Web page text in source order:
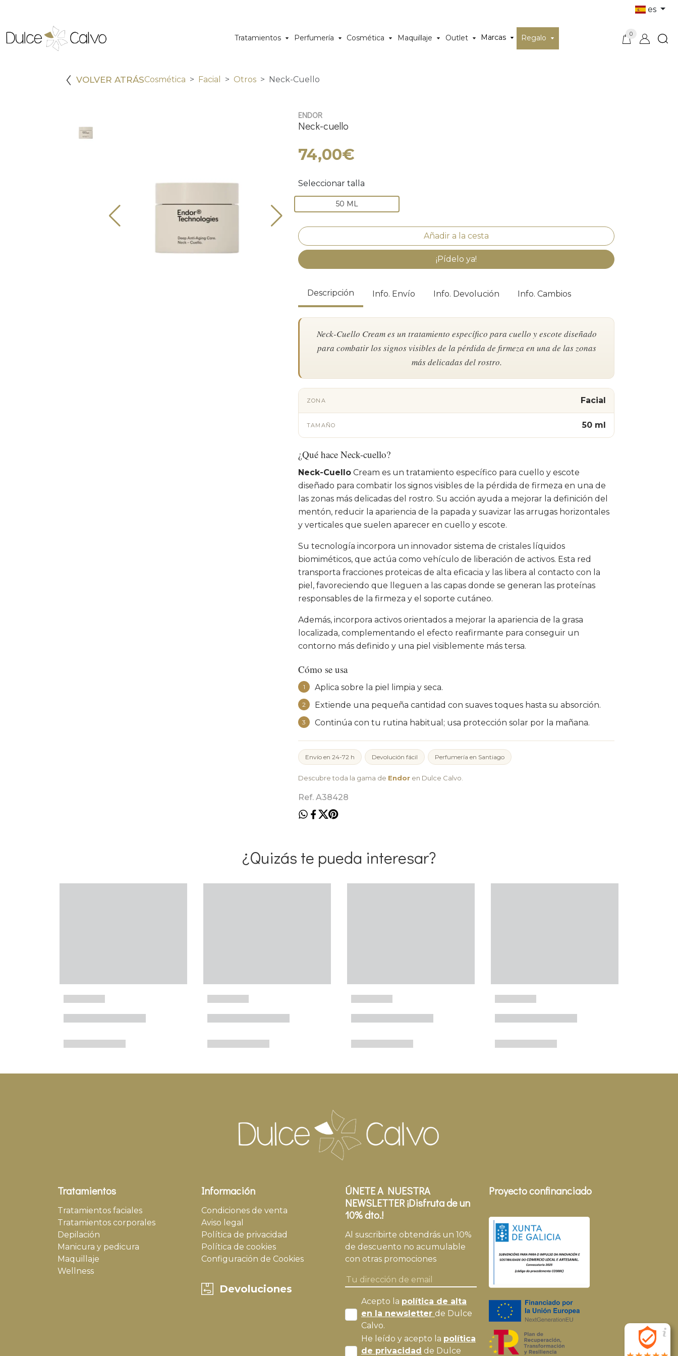
es
Tratamientos Perfumería Cosmética Maquillaje Outlet Marcas Regalo 0
VOLVER ATRÁSCosmética Facial Otros Neck-Cuello
ENDOR
Neck-cuello
74,00€
Seleccionar talla
50 ML
¡Pídelo ya!
Descripción Info. Envío Info. Devolución Info. Cambios
Neck-Cuello Cream es un tratamiento específico para cuello y escote diseñado
para combatir los signos visibles de la pérdida de firmeza en una de las zonas
más delicadas del rostro.
ZONA Facial
TAMAÑO 50 ml
¿Qué hace Neck-cuello?
Neck-Cuello Cream es un tratamiento específico para cuello y escote
diseñado para combatir los signos visibles de la pérdida de firmeza en una de
las zonas más delicadas del rostro. Su acción ayuda a mejorar la definición del
mentón, reducir la apariencia de la papada y suavizar las arrugas horizontales
y verticales que suelen aparecer en cuello y escote.
Su tecnología incorpora un innovador sistema de cristales líquidos
biomiméticos, que actúa como vehículo de liberación de activos. Esta red
transporta fracciones proteicas de alta eficacia y las libera al contacto con la
piel, favoreciendo que lleguen a las capas donde se generan las proteínas
responsables de la firmeza y el soporte cutáneo.
Además, incorpora activos orientados a mejorar la apariencia de la grasa
localizada, complementando el efecto reafirmante para conseguir un
contorno más definido y una piel visiblemente más tersa.
Cómo se usa
1 Aplica sobre la piel limpia y seca.
2 Extiende una pequeña cantidad con suaves toques hasta su absorción.
3 Continúa con tu rutina habitual; usa protección solar por la mañana.
Envío en 24-72 h Devolución fácil Perfumería en Santiago
Descubre toda la gama de Endor en Dulce Calvo.
Ref. A38428
¿Quizás te pueda interesar?
Tratamientos
Tratamientos faciales
Tratamientos corporales
Depilación
Manicura y pedicura
Maquillaje
Wellness
Información
Condiciones de venta
Aviso legal
Política de privacidad
Política de cookies
Configuración de Cookies
Devoluciones
ÚNETE A NUESTRA
NEWSLETTER ¡Disfruta de un
10% dto.!
Al suscribirte obtendrás un 10%
de descuento no acumulable
con otras promociones
Acepto la política de alta
en la newsletter de Dulce
Calvo.
He leído y acepto la política
de privacidad de Dulce
Proyecto confinanciado